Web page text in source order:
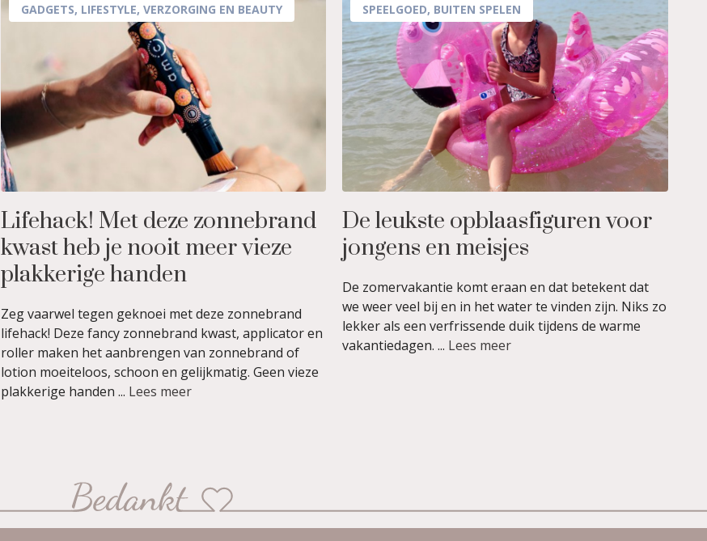
GADGETS, LIFESTYLE, VERZORGING EN BEAUTY
Lifehack! Met deze zonnebrand
kwast heb je nooit meer vieze
plakkerige handen
Zeg vaarwel tegen geknoei met deze zonnebrand
lifehack! Deze fancy zonnebrand kwast, applicator en
roller maken het aanbrengen van zonnebrand of
lotion moeiteloos, schoon en gelijkmatig. Geen vieze
plakkerige handen ... Lees meer
SPEELGOED, BUITEN SPELEN
De leukste opblaasfiguren voor
jongens en meisjes
De zomervakantie komt eraan en dat betekent dat
we weer veel bij en in het water te vinden zijn. Niks zo
lekker als een verfrissende duik tijdens de warme
vakantiedagen. ... Lees meer